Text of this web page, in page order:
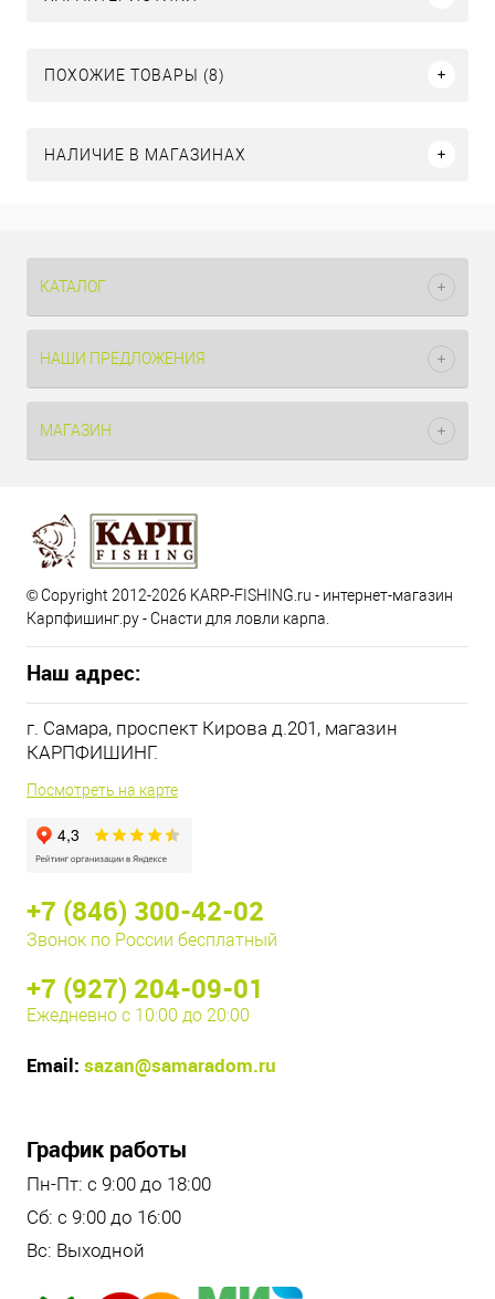
ПОХОЖИЕ ТОВАРЫ (8)
НАЛИЧИЕ В МАГАЗИНАХ
КАТАЛОГ
НАШИ ПРЕДЛОЖЕНИЯ
МАГАЗИН
© Copyright 2012-2026 KARP-FISHING.ru - интернет-магазин
Карпфишинг.ру - Снасти для ловли карпа.
Наш адрес:
г. Самара, проспект Кирова д.201, магазин
КАРПФИШИНГ.
Посмотреть на карте
+7 (846) 300-42-02
Звонок по России бесплатный
+7 (927) 204-09-01
Ежедневно с 10:00 до 20:00
Email: sazan@samaradom.ru
График работы
Пн-Пт: с 9:00 до 18:00
Сб: с 9:00 до 16:00
Вс: Выходной